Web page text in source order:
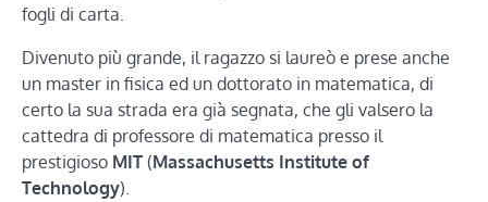
fogli di carta.
Divenuto più grande, il ragazzo si laureò e prese anche
un master in fisica ed un dottorato in matematica, di
certo la sua strada era già segnata, che gli valsero la
cattedra di professore di matematica presso il
prestigioso MIT (Massachusetts Institute of
Technology).